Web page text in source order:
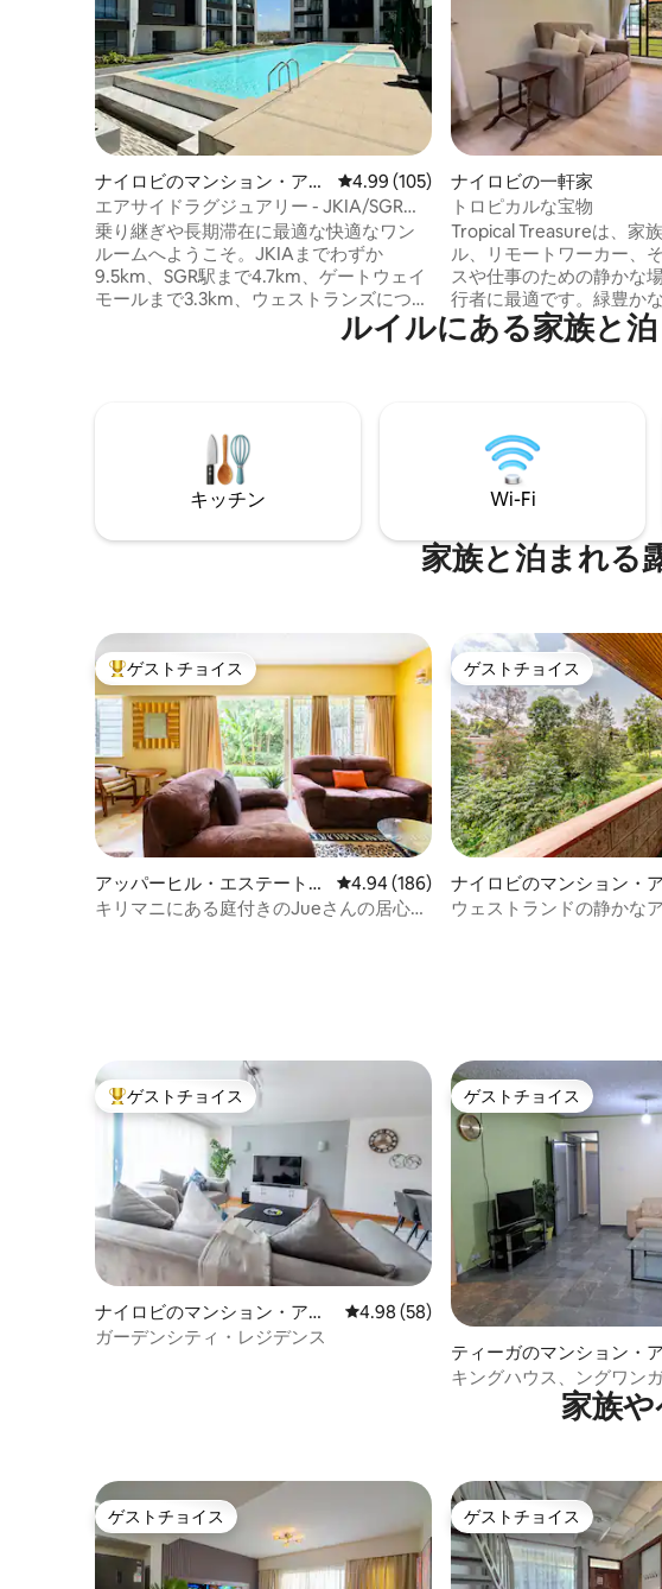
ナイロビのマンション・アパ
ート
レビュー105件、5つ星中4.99つ星の平均
4.99 (105)
エアサイドラグジュアリー - JKIA/SGR近
く、セルフチェックイン、無料駐車場
乗り継ぎや長期滞在に最適な快適なワン
ルームへようこそ。JKIAまでわずか
9.5km、SGR駅まで4.7km、ゲートウェイ
モールまで3.3km、ウェストランズにつな
がる高速道路まで4km、16km（通行料が
かかります）。プールを見渡せるプライ
いただけます。キッチン、Wi-Fi、スマー
トテレビ、サウンドシステム、金庫、エ
レベーター、無料駐車場、24時間年中無
休のセキュリティを備えています。深夜
のセルフチェックインも安全です。無料
のケニア産紅茶とコーヒーをお楽しみく
ナイロビの一軒家
トロピカルな宝物
Tropical Treasureは、家
ル、リモートワーカー、
スや仕事のための静かな
行者に最適です。緑豊か
この安全で穏やかなエリ
風通しの良い空間があり
の完全太陽光発電で、信
境にやさしい快適さを保
トはコテージ全体、プラ
安全な駐車場、敷地、記
べてのアメニティ・設備
けます。Karibuni！
ルイルにある家族と
キッチン Wi-Fi
家族と泊まれる
大好評のゲストチョイスです。
ゲストチョイス
アッパーヒル・エステートの
一軒家
レビュー186件、5つ星中4.94つ星の平
4.94 (186)
キリマニにある庭付きのJueさんの居心地
ゲストチョイス
ゲストチョイス
ナイロビのマンション・
ート
ウェストランドの静かな
大好評のゲストチョイスです。
ゲストチョイス
ナイロビのマンション・アパ
ート
レビュー58件、5つ星中4.98つ星の平均
4.98 (58)
ガーデンシティ・レジデンス
ゲストチョイス
ゲストチョイス
ティーガのマンション・
ート
キングハウス、ングワン
ThikaMangu Rd沿い
家族
ゲストチョイス
ゲストチョイス ゲストチョイス
ゲストチョイス